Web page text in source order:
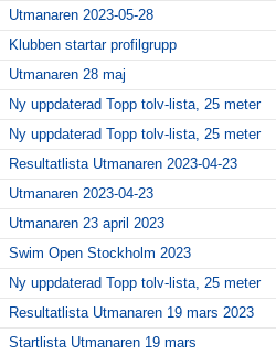
Utmanaren 2023-05-28
Klubben startar profilgrupp
Utmanaren 28 maj
Ny uppdaterad Topp tolv-lista, 25 meter
Ny uppdaterad Topp tolv-lista, 25 meter
Resultatlista Utmanaren 2023-04-23
Utmanaren 2023-04-23
Utmanaren 23 april 2023
Swim Open Stockholm 2023
Ny uppdaterad Topp tolv-lista, 25 meter
Resultatlista Utmanaren 19 mars 2023
Startlista Utmanaren 19 mars